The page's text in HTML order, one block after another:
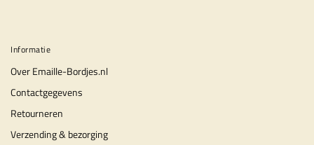
Informatie
Over Emaille-Bordjes.nl
Contactgegevens
Retourneren
Verzending & bezorging